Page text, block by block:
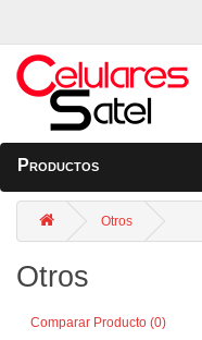
Productos
Otros
Otros
Comparar Producto (0)